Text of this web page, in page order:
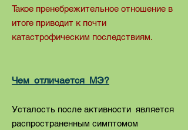
Такое пренебрежительное отношение в
итоге приводит к почти
катастрофическим последствиям.
Чем отличается МЭ?
Усталость после активности является
распространенным симптомом